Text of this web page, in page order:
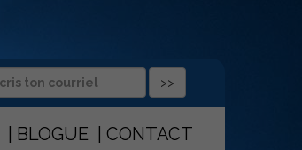
BLOGUE CONTACT